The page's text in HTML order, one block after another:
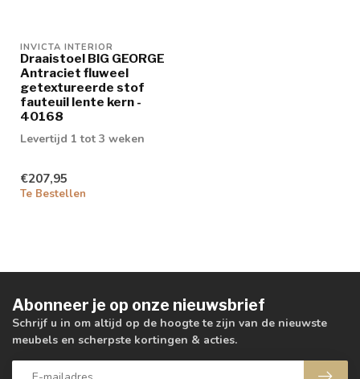
INVICTA INTERIOR
Draaistoel BIG GEORGE
Antraciet fluweel
getextureerde stof
fauteuil lente kern -
40168
Levertijd 1 tot 3 weken
€207,95
Te Bestellen
Abonneer je op onze nieuwsbrief
Schrijf u in om altijd op de hoogte te zijn van de nieuwste
meubels en scherpste kortingen & acties.